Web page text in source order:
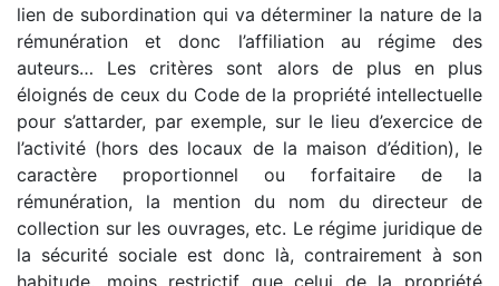
lien de subordination qui va déterminer la nature de la
rémunération et donc l’affiliation au régime des
auteurs… Les critères sont alors de plus en plus
éloignés de ceux du Code de la propriété intellectuelle
pour s’attarder, par exemple, sur le lieu d’exercice de
l’activité (hors des locaux de la maison d’édition), le
caractère proportionnel ou forfaitaire de la
rémunération, la mention du nom du directeur de
collection sur les ouvrages, etc. Le régime juridique de
la sécurité sociale est donc là, contrairement à son
habitude, moins restrictif que celui de la propriété